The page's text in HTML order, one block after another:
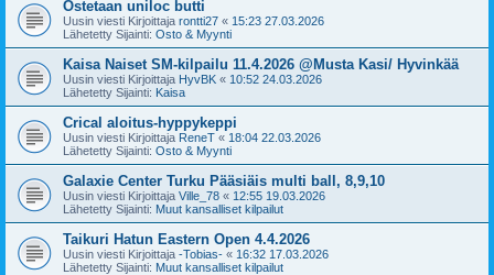
Ostetaan uniloc butti
Uusin viesti Kirjoittaja rontti27 « 15:23 27.03.2026
Lähetetty Sijainti: Osto & Myynti
Kaisa Naiset SM-kilpailu 11.4.2026 @Musta Kasi/ Hyvinkää
Uusin viesti Kirjoittaja HyvBK « 10:52 24.03.2026
Lähetetty Sijainti: Kaisa
Crical aloitus-hyppykeppi
Uusin viesti Kirjoittaja ReneT « 18:04 22.03.2026
Lähetetty Sijainti: Osto & Myynti
Galaxie Center Turku Pääsiäis multi ball, 8,9,10
Uusin viesti Kirjoittaja Ville_78 « 12:55 19.03.2026
Lähetetty Sijainti: Muut kansalliset kilpailut
Taikuri Hatun Eastern Open 4.4.2026
Uusin viesti Kirjoittaja -Tobias- « 16:32 17.03.2026
Lähetetty Sijainti: Muut kansalliset kilpailut